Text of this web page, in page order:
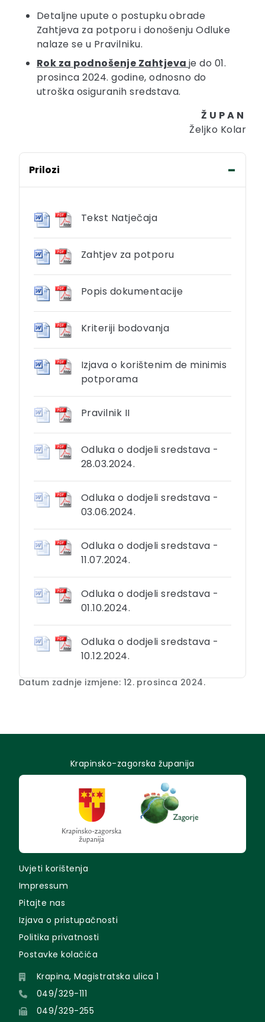
Detaljne upute o postupku obrade
Zahtjeva za potporu i donošenju Odluke
nalaze se u Pravilniku.
Rok za podnošenje Zahtjeva je do 01.
prosinca 2024. godine, odnosno do
utroška osiguranih sredstava.
Ž U P A N
Željko Kolar
Prilozi
Tekst Natječaja
Zahtjev za potporu
Popis dokumentacije
Kriteriji bodovanja
Izjava o korištenim de minimis
potporama
Pravilnik II
Odluka o dodjeli sredstava -
28.03.2024.
Odluka o dodjeli sredstava -
03.06.2024.
Odluka o dodjeli sredstava -
11.07.2024.
Odluka o dodjeli sredstava -
01.10.2024.
Odluka o dodjeli sredstava -
10.12.2024.
Datum zadnje izmjene: 12. prosinca 2024.
Krapinsko-zagorska županija
Uvjeti korištenja
Impressum
Pitajte nas
Izjava o pristupačnosti
Politika privatnosti
Postavke kolačića
Krapina, Magistratska ulica 1
049/329-111
049/329-255